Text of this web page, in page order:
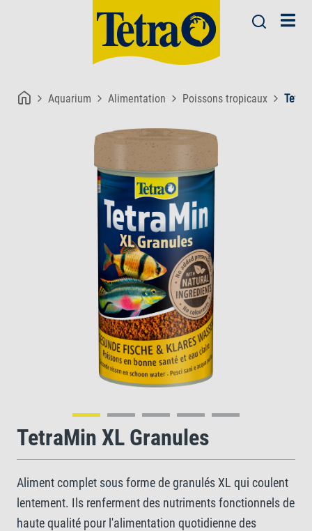
Aquarium Alimentation Poissons tropicaux
TetraMin XL Granules
Aliment complet sous forme de granulés XL qui coulent
lentement. Ils renferment des nutriments fonctionnels de
haute qualité pour l'alimentation quotidienne des